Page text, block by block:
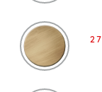
27